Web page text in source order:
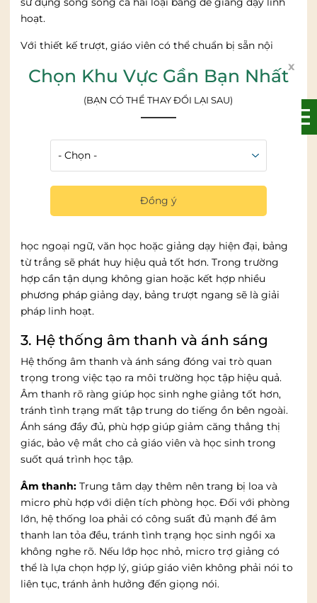
hoạt.
Với thiết kế trượt, giáo viên có thể chuẩn bị sẵn nội
muốn viết thêm. Điều này đặc biệt hữu ích trong các
lớp học đa môn hoặc các buổi ôn tập cần nhiều thông
Tuy nhiên, bảng trượt ngang cần lắp đặt chắc chắn để
đảm bảo vận hành trơn tru. Trung tâm nên kiểm tra kỹ
hệ thống ray trượt trước khi chọn mua để tránh các vấn
đề về sử dụng lâu dài.
Tóm lại, nếu trung tâm chủ yếu giảng dạy các môn
học ngoại ngữ, văn học hoặc giảng dạy hiện đại, bảng
từ trắng sẽ phát huy hiệu quả tốt hơn. Trong trường
hợp cần tận dụng không gian hoặc kết hợp nhiều
phương pháp giảng dạy, bảng trượt ngang sẽ là giải
pháp linh hoạt.
3. Hệ thống âm thanh và ánh sáng
Hệ thống âm thanh và ánh sáng đóng vai trò quan
trọng trong việc tạo ra môi trường học tập hiệu quả.
Âm thanh rõ ràng giúp học sinh nghe giảng tốt hơn,
tránh tình trạng mất tập trung do tiếng ồn bên ngoài.
Ánh sáng đầy đủ, phù hợp giúp giảm căng thẳng thị
giác, bảo vệ mắt cho cả giáo viên và học sinh trong
suốt quá trình học tập.
Âm thanh: Trung tâm dạy thêm nên trang bị loa và
micro phù hợp với diện tích phòng học. Đối với phòng
lớn, hệ thống loa phải có công suất đủ mạnh để âm
thanh lan tỏa đều, tránh tình trạng học sinh ngồi xa
không nghe rõ. Nếu lớp học nhỏ, micro trợ giảng có
thể là lựa chọn hợp lý, giúp giáo viên không phải nói to
liên tục, tránh ảnh hưởng đến giọng nói.
x
Chọn Khu Vực Gần Bạn Nhất
(BẠN CÓ THỂ THAY ĐỔI LẠI SAU)
Đồng ý